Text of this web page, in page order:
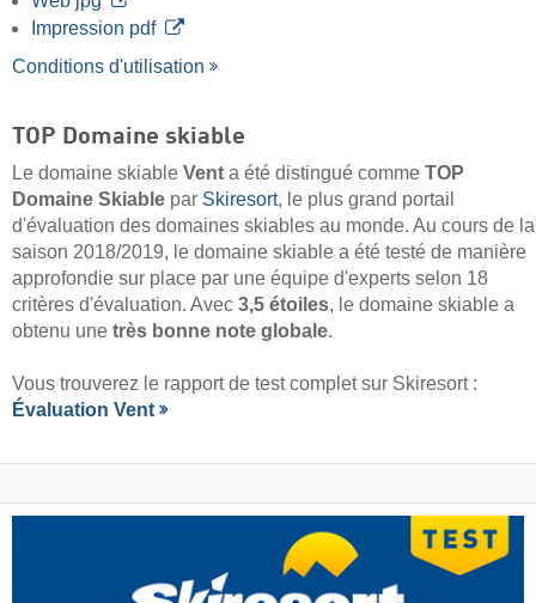
Impression pdf
Conditions d'utilisation
TOP Domaine skiable
Le domaine skiable Vent a été distingué comme TOP
Domaine Skiable par Skiresort, le plus grand portail
d'évaluation des domaines skiables au monde. Au cours de la
saison 2018/2019, le domaine skiable a été testé de manière
approfondie sur place par une équipe d'experts selon 18
critères d'évaluation. Avec 3,5 étoiles, le domaine skiable a
obtenu une très bonne note globale.
Vous trouverez le rapport de test complet sur Skiresort :
Évaluation Vent